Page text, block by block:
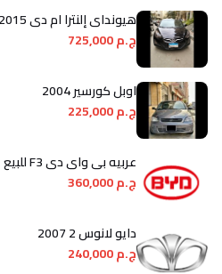
هيونداي إلنترا ام دى 2015
ج.م 725,000
اوبل كورسير 2004
ج.م 225,000
عربيه بى واى دى F3 للبيع
ج.م 360,000
دايو لانوس 2 2007
ج.م 240,000